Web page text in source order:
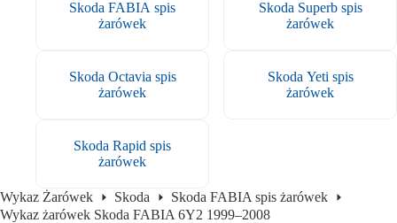
Skoda FABIA spis
żarówek
Skoda Octavia spis
żarówek
Skoda Rapid spis
żarówek
Skoda Superb spis
żarówek
Skoda Yeti spis
żarówek
Wykaz Żarówek Skoda
Skoda FABIA spis żarówek
Wykaz żarówek Skoda FABIA 6Y2 1999–2008